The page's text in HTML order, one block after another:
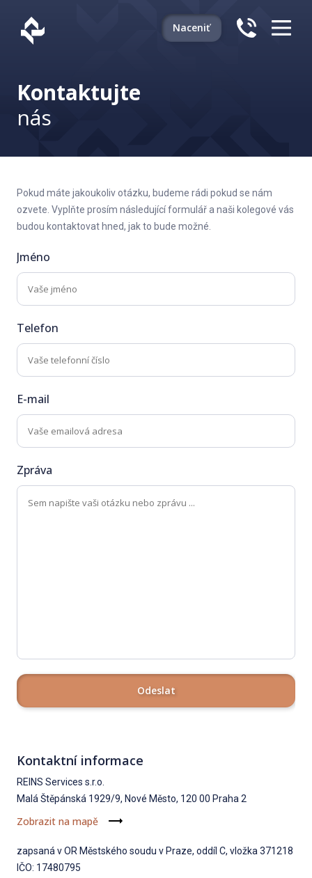
Naceniť
Kontaktujte
nás
Pokud máte jakoukoliv otázku, budeme rádi pokud se nám
ozvete. Vyplňte prosím následující formulář a naši kolegové vás
budou kontaktovat hned, jak to bude možné.
Jméno
Telefon
E-mail
Zpráva
Odeslat
Kontaktní informace
REINS Services s.r.o.
Malá Štěpánská 1929/9, Nové Město, 120 00 Praha 2
Zobrazit na mapě
zapsaná v OR Městského soudu v Praze, oddíl C, vložka 371218
IČO: 17480795